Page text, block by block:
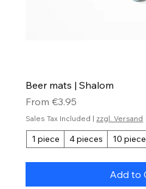
Beer mats | Shalom
From€3.95
Sale Price
Sales Tax Included | zzgl. Versand
1 piece 4 pieces 10
Add to